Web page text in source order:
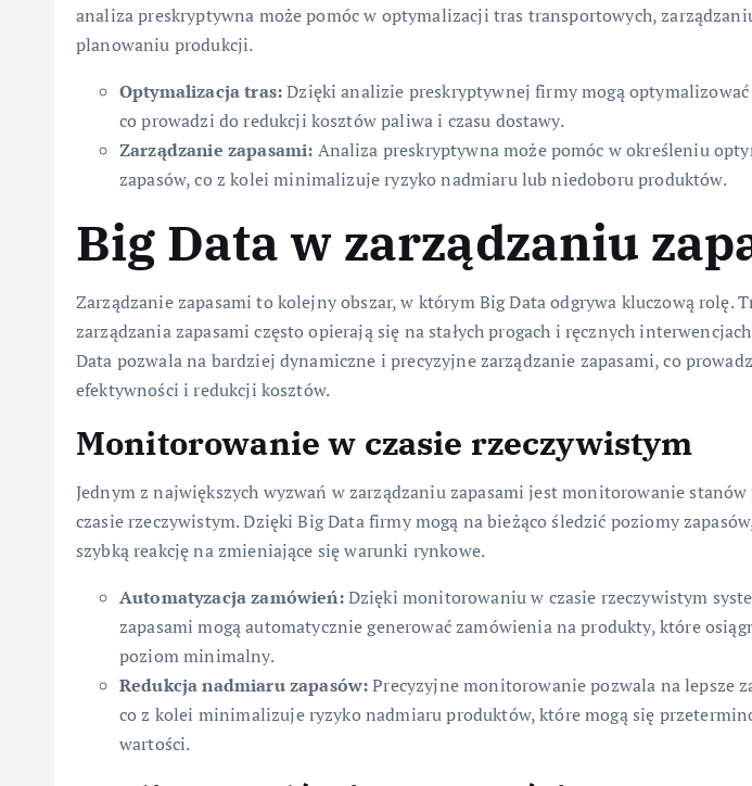
analiza preskryptywna może pomóc w optymalizacji tras transportowych,
planowaniu produkcji.
Optymalizacja tras:Dzięki analizie preskryptywnej firmy mogą
co prowadzi do redukcji kosztów paliwa i czasu dostawy.
Zarządzanie zapasami: Analiza preskryptywna może pomóc w określeniu
zapasów, co z kolei minimalizuje ryzyko nadmiaru lub niedoboru produktów.
Big Data w zarządzaniu
Zarządzanie zapasami to kolejny obszar, w którym Big Data odgrywa kluczową rolę.
zarządzania zapasami często opierają się na stałych progach i ręcznych
Data pozwala na bardziej dynamiczne i precyzyjne zarządzanie zapasami, co
efektywności i redukcji kosztów.
Monitorowanie w czasie rzeczywistym
Jednym z największych wyzwań w zarządzaniu zapasami jest monitorowanie stanów
czasie rzeczywistym. Dzięki Big Data firmy mogą na bieżąco śledzić poziomy
szybką reakcję na zmieniające się warunki rynkowe.
Automatyzacja zamówień:Dzięki monitorowaniu w czasie rzeczywistym
zapasami mogą automatycznie generować zamówienia na produkty, które
poziom minimalny.
Redukcja nadmiaru zapasów:Precyzyjne monitorowanie pozwala na lepsze
co z kolei minimalizuje ryzyko nadmiaru produktów, które mogą się
wartości.